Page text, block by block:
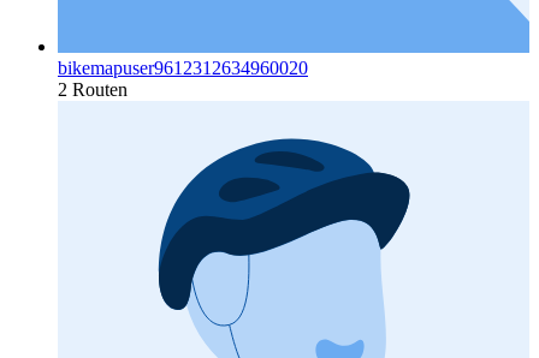
bikemapuser9612312634960020
2 Routen